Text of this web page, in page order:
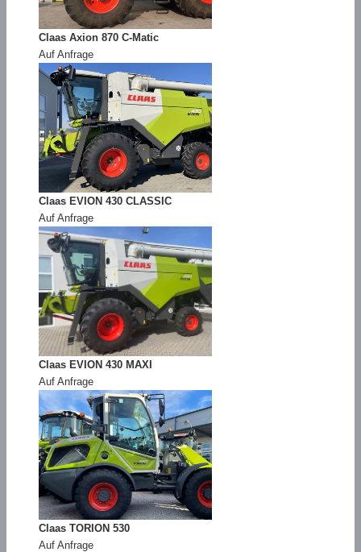
Claas Axion 870 C-Matic
Auf Anfrage
Claas EVION 430 CLASSIC
Auf Anfrage
Claas EVION 430 MAXI
Auf Anfrage
Claas TORION 530
Auf Anfrage